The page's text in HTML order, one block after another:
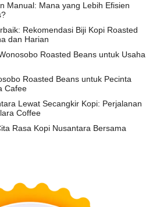
Manual: Mana yang Lebih Efisien
Rekomendasi Biji Kopi Roasted
dan Harian
Roasted Beans untuk Usaha
Roasted Beans untuk Pecinta
Cafee
Lewat Secangkir Kopi: Perjalanan
Coffee
Rasa Kopi Nusantara Bersama